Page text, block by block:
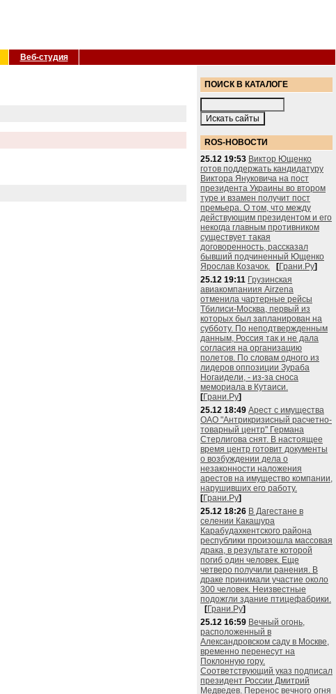
Веб-студия
ПОИСК В КАТАЛОГЕ
ROS-НОВОСТИ
25.12 19:53 Виктор Ющенко
готов поддержать кандидатуру
Виктора Януковича на пост
президента Украины во втором
туре и взамен получит пост
премьера. О том, что между
действующим президентом и его
некогда главным противником
существует такая
договоренность, рассказал
бывший подчиненный Ющенко
Ярослав Козачок.
[Грани.Ру]
25.12 19:11 Грузинская
авиакомпаниия Airzena
отменила чартерные рейсы
Тбилиси-Москва, первый из
которых был запланирован на
субботу. По неподтвержденным
данным, Россия так и не дала
согласия на организацию
полетов. По словам одного из
лидеров оппозиции Зураба
Ногаидели, - из-за сноса
мемориала в Кутаиси.
[Грани.Ру]
25.12 18:49 Арест с имущества
ОАО "Антрикризисный расчетно-
товарный центр" Германа
Стерлигова снят. В настоящее
время центр готовит документы
о возбуждении дела о
незаконности наложения
арестов на имущество компании,
нарушивших его работу.
[Грани.Ру]
25.12 18:26 В Дагестане в
селении Какашура
Карабудахкентского района
республики произошла массовая
драка, в результате которой
погиб один человек. Еще
четверо получили ранения. В
драке принимали участие около
300 человек. Неизвестные
подожгли здание птицефабрики.
[Грани.Ру]
25.12 16:59 Вечный огонь,
расположенный в
Александровском саду в Москве,
временно перенесут на
Поклонную гору.
Соответствующий указ подписал
президент России Дмитрий
Медведев. Перенос вечного огня